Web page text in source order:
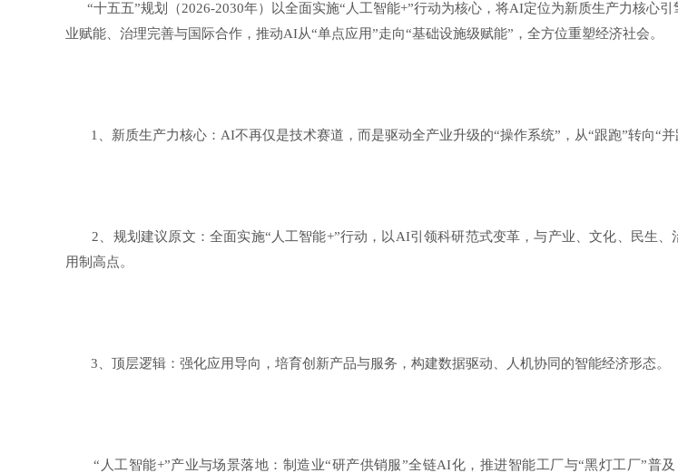
“十五五”规划（2026-2030年）以全面实施“人工智能+”行动为核心，将AI定位为新质生产力核心引
业赋能、治理完善与国际合作，推动AI从“单点应用”走向“基础设施级赋能”，全方位重塑经济社会。
1、新质生产力核心：AI不再仅是技术赛道，而是驱动全产业升级的“操作系统”，从“跟跑”转向“并
2、规划建议原文：全面实施“人工智能+”行动，以AI引领科研范式变革，与产业、文化、民生、
用制高点。
3、顶层逻辑：强化应用导向，培育创新产品与服务，构建数据驱动、人机协同的智能经济形态。
“人工智能+”产业与场景落地：制造业“研产供销服”全链AI化，推进智能工厂与“黑灯工厂”普